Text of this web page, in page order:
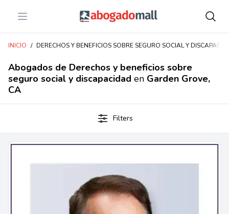
Open menu Abogadomall
INICIO / DERECHOS Y BENEFICIOS SOBRE SEGURO SOCIAL Y
Abogados de Derechos y beneficios sobre
seguro social y discapacidad en Garden Grove,
CA
Filters